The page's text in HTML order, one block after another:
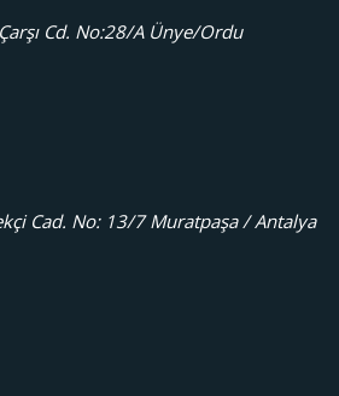
Cd. No:28/A Ünye/Ordu
Cad. No: 13/7 Muratpaşa / Antalya